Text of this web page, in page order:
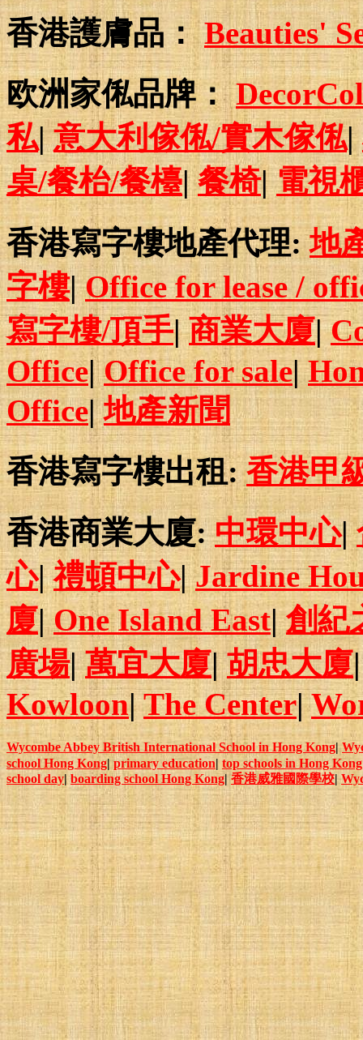
香港護膚品： Beauties'
欧洲家俬品牌：
私|意大利傢俬/實木傢俬|
桌/餐枱/餐檯|餐椅|電視
香港寫字樓地產代理:地
字樓|Office for lease /
寫字樓/頂手|商業大廈|
Office|Office for sale|
Office|地產新聞
香港寫字樓出租:香港甲
香港商業大廈:中環中心|
心|禮頓中心|Jardine
廈|One Island East|創紀
廣場|萬宜大廈|胡忠大廈
Kowloon|The Center|
Wycombe Abbey British International School in Hong Kong |
school Hong Kong |primary education top schools in Hong Kong
school day| boarding school Hong Kong 香港威雅國際學校|